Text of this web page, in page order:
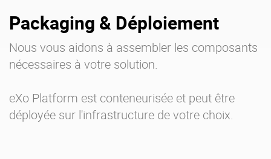
Packaging & Déploiement
Nous vous aidons à assembler les composants
nécessaires à votre solution.
eXo Platform est conteneurisée et peut être
déployée sur l'infrastructure de votre choix.